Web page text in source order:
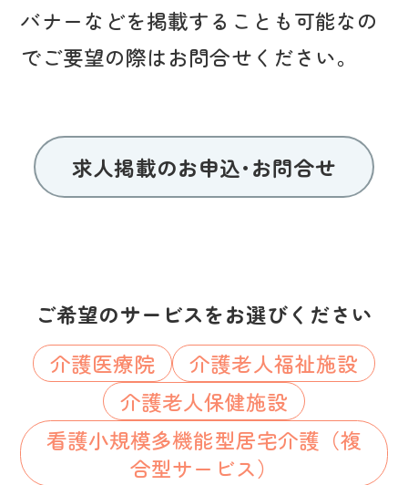
バナーなどを掲載することも可能なの
でご要望の際はお問合せください。
求人掲載のお申込･お問合せ
ご希望のサービスをお選びください
介護医療院
介護老人福祉施設
介護老人保健施設
看護小規模多機能型居宅介護（複
合型サービス）